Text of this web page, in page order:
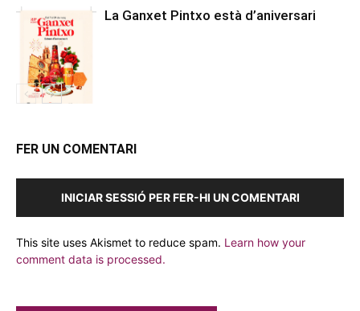
La Ganxet Pintxo està d’aniversari
FER UN COMENTARI
INICIAR SESSIÓ PER FER-HI UN COMENTARI
This site uses Akismet to reduce spam. Learn how your
comment data is processed.